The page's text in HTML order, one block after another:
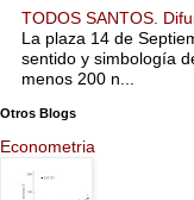
TODOS SANTOS.
La plaza 14 de
sentido y simbología
menos 200 n...
Otros Blogs
Econometria